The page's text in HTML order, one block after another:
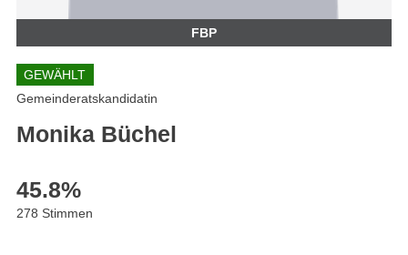
FBP
GEWÄHLT
Gemeinderatskandidatin
Monika Büchel
45.8%
278 Stimmen